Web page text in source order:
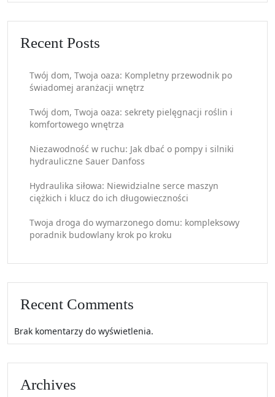
Recent Posts
Twój dom, Twoja oaza: Kompletny przewodnik po
świadomej aranżacji wnętrz
Twój dom, Twoja oaza: sekrety pielęgnacji roślin i
komfortowego wnętrza
Niezawodność w ruchu: Jak dbać o pompy i silniki
hydrauliczne Sauer Danfoss
Hydraulika siłowa: Niewidzialne serce maszyn
ciężkich i klucz do ich długowieczności
Twoja droga do wymarzonego domu: kompleksowy
poradnik budowlany krok po kroku
Recent Comments
Brak komentarzy do wyświetlenia.
Archives